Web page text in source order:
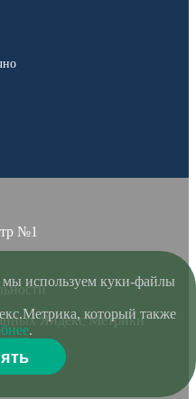
№1
Яндекс Метрики
мы используем куки-файлы
который также
.